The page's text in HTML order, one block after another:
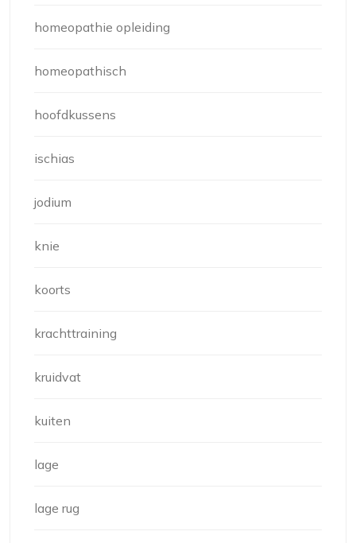
homeopathie opleiding
homeopathisch
hoofdkussens
ischias
jodium
knie
koorts
krachttraining
kruidvat
kuiten
lage
lage rug